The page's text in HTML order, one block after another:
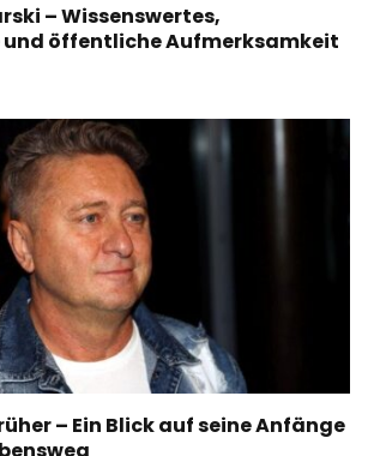
– Wissenswertes,
öffentliche Aufmerksamkeit
– Ein Blick auf seine Anfänge